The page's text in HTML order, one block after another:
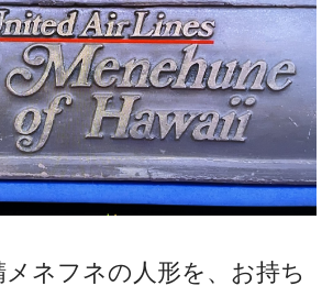
ネフネの人形を、お持ち